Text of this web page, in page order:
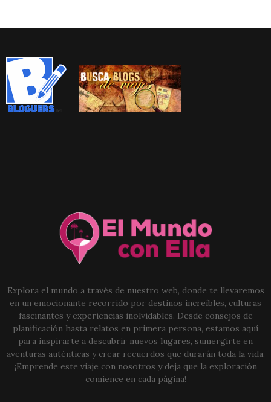
Explora el mundo a través de nuestro web, donde te llevaremos
en un emocionante recorrido por destinos increíbles, culturas
fascinantes y experiencias inolvidables. Desde consejos de
planificación hasta relatos en primera persona, estamos aquí
para inspirarte a descubrir nuevos lugares, sumergirte en
aventuras auténticas y crear recuerdos que durarán toda la vida.
¡Emprende este viaje con nosotros y deja que la exploración
comience en cada página!